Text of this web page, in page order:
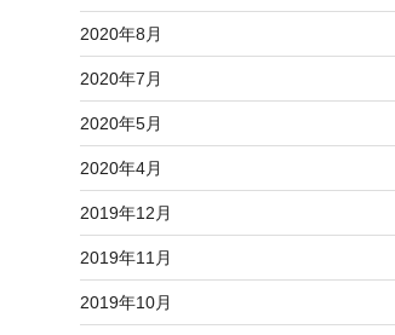
2020年8月
2020年7月
2020年5月
2020年4月
2019年12月
2019年11月
2019年10月